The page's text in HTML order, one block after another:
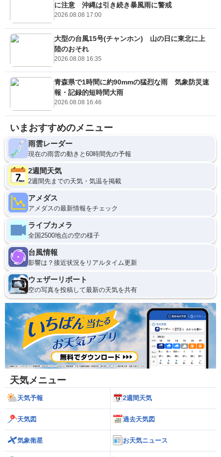
に注意 沖縄は引き続き暴風雨に警戒
2026.08.08 17:00
大型の台風15号(チャンホン) 山の日に東北に上
陸のおそれ
2026.08.08 16:35
青森県で1時間に約90mmの猛烈な雨 気象防災速
報・記録的短時間大雨
2026.08.08 16:46
いまおすすめのメニュー
雨雲レーダー
現在の雨雲の動きと60時間先の予報
2週間天気
2週間先までの天気・気温を掲載
アメダス
アメダスの最新情報をチェック
ライブカメラ
全国2500地点の空の様子
台風情報
影響は？接近状況をリアルタイム更新
ウェザーリポート
空の写真を投稿して最新の天気を共有
天気メニュー
天気予報 2週間天気
天気図 過去天気図
気象衛星 お天気ニュース